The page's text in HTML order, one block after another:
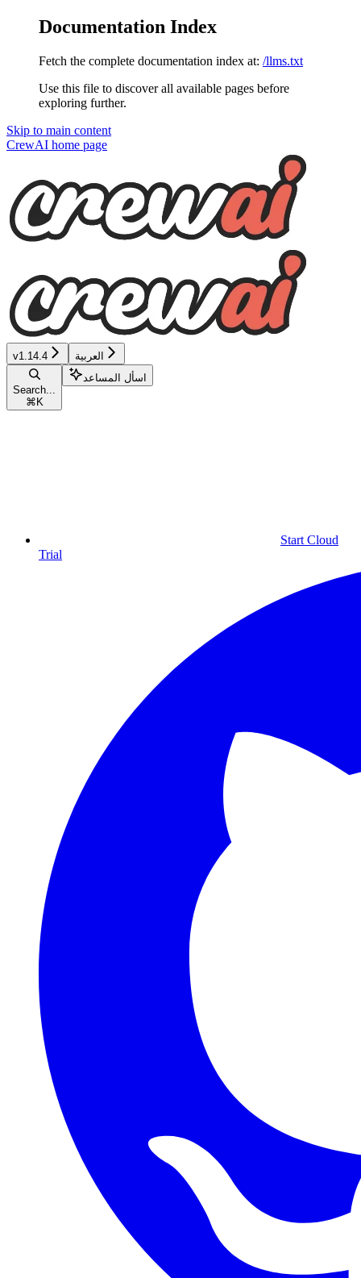
Documentation Index
Fetch the complete documentation index at: /llms.txt
Use this file to discover all available pages before
exploring further.
Skip to main content
CrewAI home page
v1.14.4 العربية
Search...
⌘ K
اسأل المساعد
Start Cloud
Trial